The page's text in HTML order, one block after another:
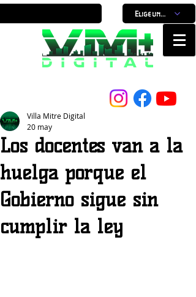
Elige un horario
Los docentes van a la
huelga porque el
Gobierno sigue sin
cumplir la ley
Villa Mitre Digital
20 may